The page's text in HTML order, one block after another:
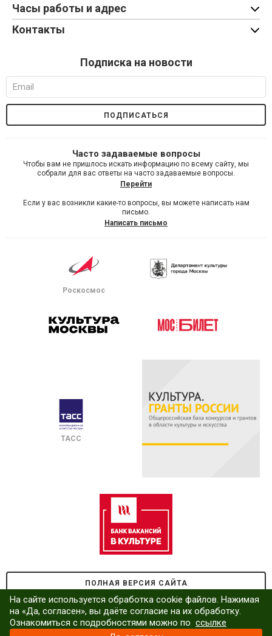
На сайте используется обработка cookie файлов. Нажимая
на «Да, согласен», вы даёте согласие на их обработку.
Ознакомиться с подробностями можно по ссылке
Часы работы и адрес
Контакты
Подписка на новости
Часто задаваемые вопросы
Чтобы вам не пришлось искать информацию по всему сайту, мы
собрали для вас ответы на часто задаваемые вопросы.
Перейти
Если у вас возникли какие-то вопросы, вы можете написать нам
письмо.
Написать письмо
Роскосмос
ТАСС
ПОЛНАЯ ВЕРСИЯ САЙТА